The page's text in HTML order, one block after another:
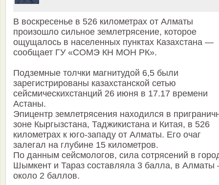
В воскресенье в 526 километрах от Алматы
произошло сильное землетрясение, которое
ощущалось в населенных пунктах Казахстана —
сообщает ГУ «СОМЭ КН МОН РК».
Подземные толчки магнитудой 6,5 были
зарегистрированы казахстанской сетью
сейсмическихстанций 26 июня в 17.17 времени
Астаны.
Эпицентр землетрясения находился в
зоне Кыргызстана, Таджикистана и Китая, в 526
километрах к юго-западу от Алматы. Его очаг
залегал на глубине 15 километров.
По данным сейсмологов, сила сотрясений в
Шымкент и Тараз составляла 3 балла, в
около 2 баллов.